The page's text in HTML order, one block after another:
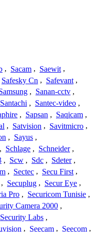
, Sacam , Saewit ,
Safesky Cn , Safevant ,
, Sanan-cctv ,
Santachi , Santec-video ,
, Sapsan , Saqicam ,
, Satvision , Savitmicro ,
, Sayus ,
, Schlage , Schneider ,
, Scw , Sdc , Sdeter ,
, Sectec , Secu First ,
, Secuplug , Secur Eye ,
Pro , Securicom Tunisie ,
Camera 2000 ,
Security Labs ,
, Seecam , Seecom ,